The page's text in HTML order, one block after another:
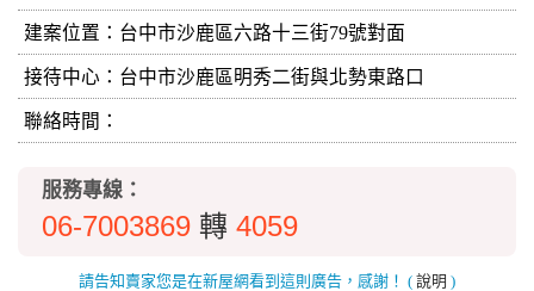
建案位置：台中市沙鹿區六路十三街79號對面
接待中心：台中市沙鹿區明秀二街與北勢東路口
聯絡時間：
服務專線：
06-7003869 轉 4059
請告知賣家您是在新屋網看到這則廣告，感謝！ ( 說明 )